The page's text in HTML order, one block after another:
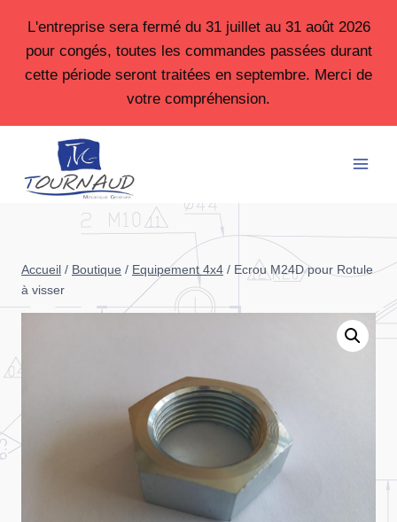
contenu
L'entreprise sera fermé du 31 juillet au 31 août 2026
pour congés, toutes les commandes passées durant
cette période seront traitées en septembre. Merci de
votre compréhension.
Accueil / Boutique / Equipement 4x4 / Ecrou M24D pour Rotule
à visser